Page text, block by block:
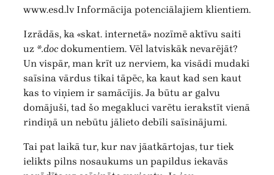
www.esd.lv Informācija potenciālajiem klientiem.
Izrādās, ka «skat. internetā» nozīmē aktīvu saiti
uz *.doc dokumentiem. Vēl latviskāk nevarējāt?
Un vispār, man krīt uz nerviem, ka visādi mudaki
saīsina vārdus tikai tāpēc, ka kaut kad sen kaut
kas to viņiem ir samācījis. Ja būtu ar galvu
domājuši, tad šo megakluci varētu ierakstīt vienā
rindiņā un nebūtu jālieto debīli saīsinājumi.
Tai pat laikā tur, kur nav jāatkārtojas, tur tiek
ielikts pilns nosaukums un papildus iekavās